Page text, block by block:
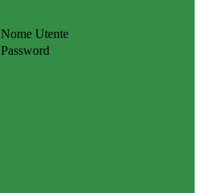
Nome Utente
Password